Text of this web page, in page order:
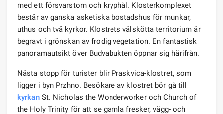
med ett försvarstorn och kryphål. Klosterkomplexet
består av ganska asketiska bostadshus för munkar,
uthus och två kyrkor. Klostrets välskötta territorium är
begravt i grönskan av frodig vegetation. En fantastisk
panoramautsikt över Budvabukten öppnar sig härifrån.
Nästa stopp för turister blir Praskvica-klostret, som
ligger i byn Przhno. Besökare av klostret bör gå till
kyrkanSt. Nicholas the Wonderworker och Church of
the Holy Trinity för att se gamla fresker, vägg- och